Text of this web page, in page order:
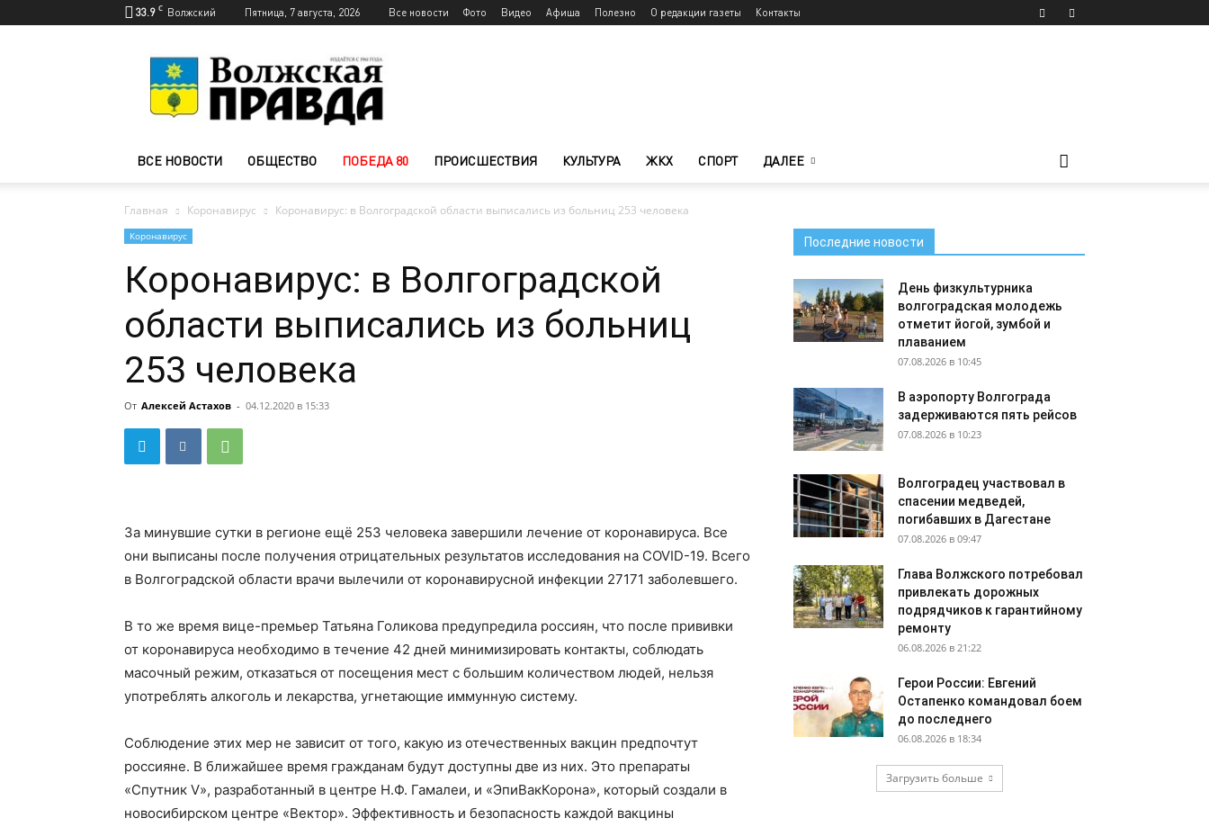
33.9 C Волжский Пятница, 7 августа, 2026 Все новости Фото Видео Афиша Полезно О редакции газеты Контакты
Волжского
—
Волжская
ВСЕ НОВОСТИ ОБЩЕСТВО ПОБЕДА 80 ПРОИСШЕСТВИЯ КУЛЬТУРА ЖКХ СПОРТ ДАЛЕЕ
Главная Коронавирус Коронавирус: в Волгоградской области выписались из больниц 253 человека
Коронавирус
Коронавирус: в Волгоградской
области выписались из больниц
253 человека
От Алексей Астахов - 04.12.2020 в 15:33
За минувшие сутки в регионе ещё 253 человека завершили лечение от коронавируса. Все
они выписаны после получения отрицательных результатов исследования на COVID-19. Всего
в Волгоградской области врачи вылечили от коронавирусной инфекции 27171 заболевшего.
В то же время вице-премьер Татьяна Голикова предупредила россиян, что после прививки
от коронавируса необходимо в течение 42 дней минимизировать контакты, соблюдать
масочный режим, отказаться от посещения мест с большим количеством людей, нельзя
употреблять алкоголь и лекарства, угнетающие иммунную систему.
Соблюдение этих мер не зависит от того, какую из отечественных вакцин предпочтут
россияне. В ближайшее время гражданам будут доступны две из них. Это препараты
«Спутник V», разработанный в центре Н.Ф. Гамалеи, и «ЭпиВакКорона», который создали в
новосибирском центре «Вектор». Эффективность и безопасность каждой вакцины
Последние новости
День физкультурника
волгоградская молодежь
отметит йогой, зумбой и
плаванием
07.08.2026 в 10:45
В аэропорту Волгограда
задерживаются пять рейсов
07.08.2026 в 10:23
Волгоградец участвовал в
спасении медведей,
погибавших в Дагестане
07.08.2026 в 09:47
Глава Волжского потребовал
привлекать дорожных
подрядчиков к гарантийному
ремонту
06.08.2026 в 21:22
Герои России: Евгений
Остапенко командовал боем
до последнего
06.08.2026 в 18:34
Загрузить больше